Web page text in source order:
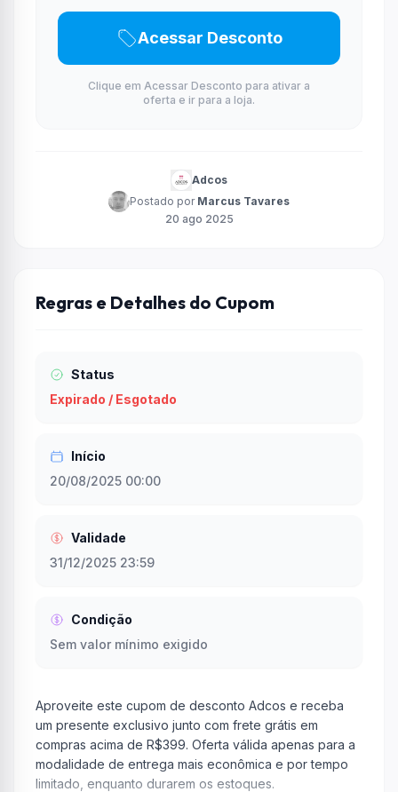
Acessar Desconto
Clique em Acessar Desconto para ativar a
oferta e ir para a loja.
Adcos
Postado por Marcus Tavares
20 ago 2025
Regras e Detalhes do Cupom
Status
Expirado / Esgotado
Início
20/08/2025 00:00
Validade
31/12/2025 23:59
Condição
Sem valor mínimo exigido
Aproveite este cupom de desconto Adcos e receba
um presente exclusivo junto com frete grátis em
compras acima de R$399. Oferta válida apenas para a
modalidade de entrega mais econômica e por tempo
limitado, enquanto durarem os estoques.